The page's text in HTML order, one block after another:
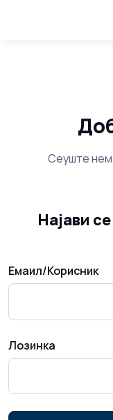
Сеуште
Најави
Емаил/Корисник
Лозинка